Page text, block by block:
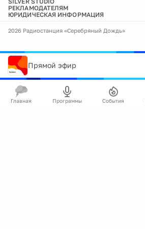
РЕКЛАМОДАТЕЛЯМ
ЮРИДИЧЕСКАЯ ИНФОРМАЦИЯ
2026 Радиостанция «Серебряный Дождь»
Прямой эфир
Главная Программы События